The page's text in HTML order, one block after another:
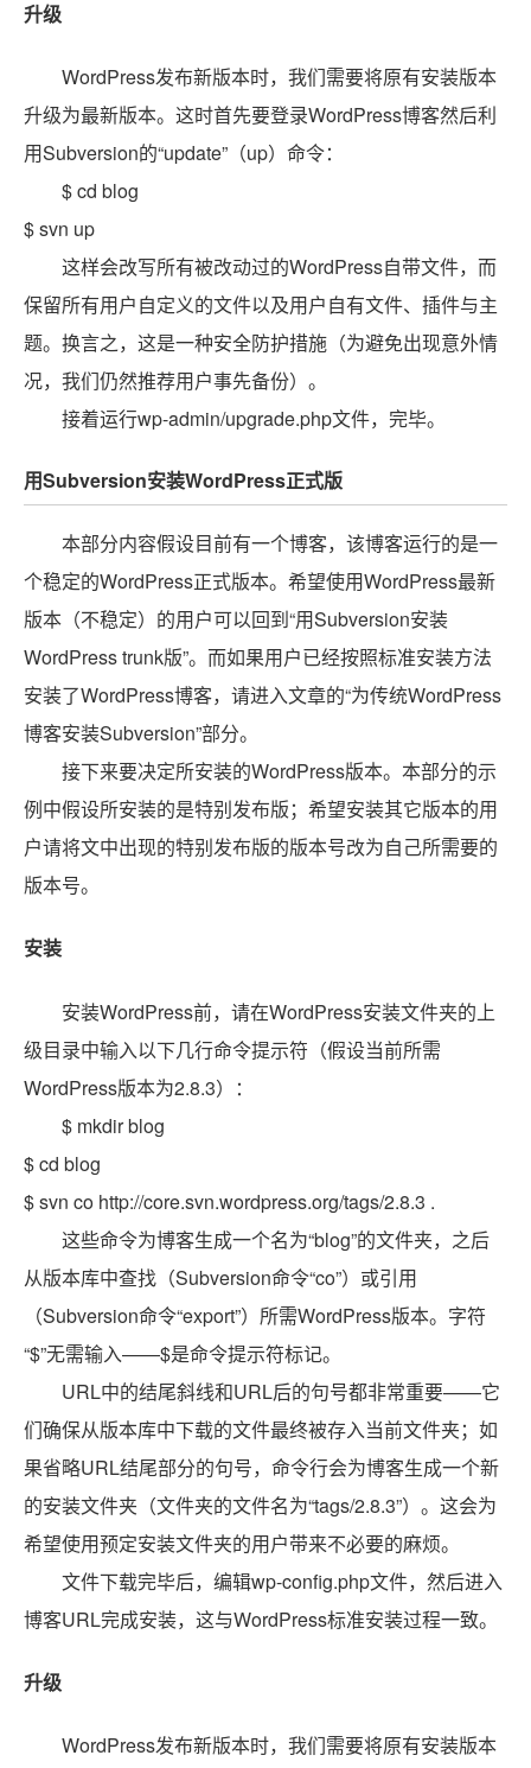
升级
WordPress发布新版本时，我们需要将原有安装版本
升级为最新版本。这时首先要登录WordPress博客然后利
用Subversion的“update”（up）命令：
$ cd blog
$ svn up
这样会改写所有被改动过的WordPress自带文件，而
保留所有用户自定义的文件以及用户自有文件、插件与主
题。换言之，这是一种安全防护措施（为避免出现意外情
况，我们仍然推荐用户事先备份）。
接着运行wp-admin/upgrade.php文件，完毕。
用Subversion安装WordPress正式版
本部分内容假设目前有一个博客，该博客运行的是一
个稳定的WordPress正式版本。希望使用WordPress最新
版本（不稳定）的用户可以回到“用Subversion安装
WordPress trunk版”。而如果用户已经按照标准安装方法
安装了WordPress博客，请进入文章的“为传统WordPress
博客安装Subversion”部分。
接下来要决定所安装的WordPress版本。本部分的示
例中假设所安装的是特别发布版；希望安装其它版本的用
户请将文中出现的特别发布版的版本号改为自己所需要的
版本号。
安装
安装WordPress前，请在WordPress安装文件夹的上
级目录中输入以下几行命令提示符（假设当前所需
WordPress版本为2.8.3）：
$ mkdir blog
$ cd blog
$ svn co http://core.svn.wordpress.org/tags/2.8.3 .
这些命令为博客生成一个名为“blog”的文件夹，之后
从版本库中查找（Subversion命令“co”）或引用
（Subversion命令“export”）所需WordPress版本。字符
“$”无需输入——$是命令提示符标记。
URL中的结尾斜线和URL后的句号都非常重要——它
们确保从版本库中下载的文件最终被存入当前文件夹；如
果省略URL结尾部分的句号，命令行会为博客生成一个新
的安装文件夹（文件夹的文件名为“tags/2.8.3”）。这会为
希望使用预定安装文件夹的用户带来不必要的麻烦。
文件下载完毕后，编辑wp-config.php文件，然后进入
博客URL完成安装，这与WordPress标准安装过程一致。
升级
WordPress发布新版本时，我们需要将原有安装版本